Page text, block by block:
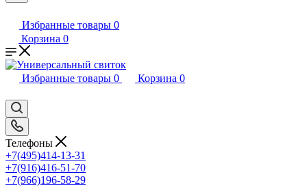
Избранные товары 0
Корзина 0
Избранные товары 0 Корзина 0
Телефоны
+7(495)414-13-31
+7(916)416-51-70
+7(966)196-58-29